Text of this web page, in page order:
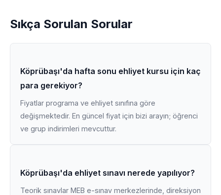
Sıkça Sorulan Sorular
Köprübaşı'da hafta sonu ehliyet kursu için kaç
para gerekiyor?
Fiyatlar programa ve ehliyet sınıfına göre
değişmektedir. En güncel fiyat için bizi arayın; öğrenci
ve grup indirimleri mevcuttur.
Köprübaşı'da ehliyet sınavı nerede yapılıyor?
Teorik sınavlar MEB e-sınav merkezlerinde, direksiyon